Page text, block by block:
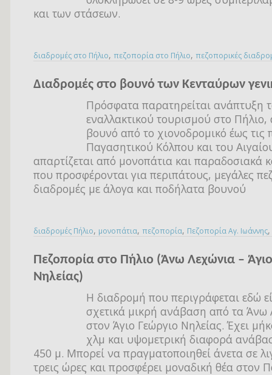
και των στάσεων.
διαδρομές στο Πήλιο, πεζοπορία στο Πήλιο, πεζοπορικές
Διαδρομές στο βουνό των Κενταύρων
Πρόσφατα παρατηρείται ανάπτυξη
εναλλακτικού τουρισμού στο
βουνό από το χιονοδρομικό έως τις
Παγασητικού Κόλπου και του
απαρτίζεται από μονοπάτια και παραδοσιακά
που προσφέρονται για περιπάτους, μεγάλες
διαδρομές με άλογα και ποδήλατα βουνού
διαδρομές Πήλιο, μονοπάτια, πεζοπορία, Πεζοπορία Αγ. Ιωάννης,
Πεζοπορία στο Πήλιο (Άνω Λεχώνια –
Νηλείας)
Η διαδρομή που περιγράφεται εδώ
σχετικά μικρή ανάβαση από τα Άνω
στον Άγιο Γεώργιο Νηλείας. Έχει
χλμ και υψομετρική διαφορά
450 μ. Μπορεί να πραγματοποιηθεί άνετα σε
τρεις ώρες και προσφέρει μοναδική θέα στον